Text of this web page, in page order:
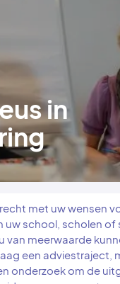
gaan
in
met uw wensen
uw school, scholen of
van meerwaarde
een adviestraject,
onderzoek om de